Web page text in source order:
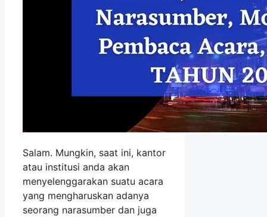
Salam. Mungkin, saat ini, kantor
atau institusi anda akan
menyelenggarakan suatu acara
yang mengharuskan adanya
seorang narasumber dan juga